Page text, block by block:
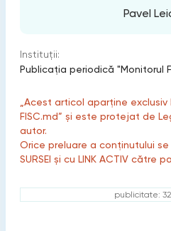
Pavel
Instituții:
Publicaţia periodică "Monitorul
„Acest articol aparține exclusiv
FISC.md” și este protejat de
autor.
Orice preluare a conținutului
SURSEI și cu LINK ACTIV către
publicitate: